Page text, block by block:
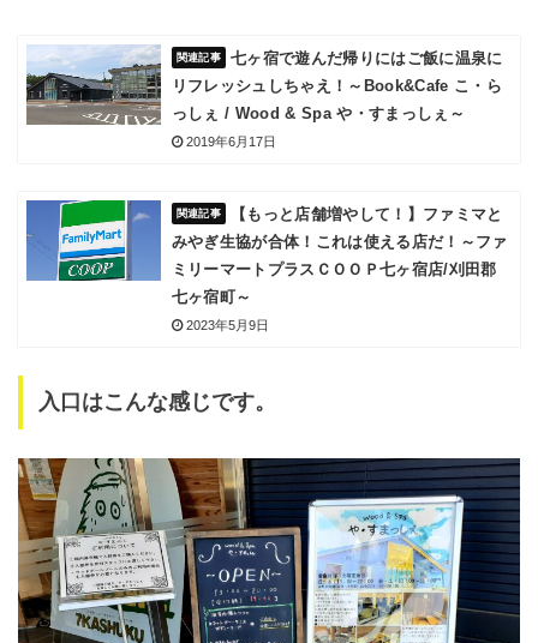
七ヶ宿で遊んだ帰りにはご飯に温泉に
リフレッシュしちゃえ！～Book&Cafe こ・ら
っしぇ / Wood & Spa や・すまっしぇ～
2019年6月17日
【もっと店舗増やして！】ファミマと
みやぎ生協が合体！これは使える店だ！～ファ
ミリーマートプラスＣＯＯＰ七ヶ宿店/刈田郡
七ヶ宿町～
2023年5月9日
入口はこんな感じです。